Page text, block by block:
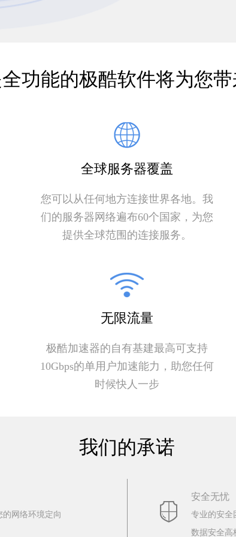
功能的极酷软件将为您
全球服务器覆盖
您可以从任何地方连接世界各地。我
们的服务器网络遍布60个国家，为您
提供全球范围的连接服务。
无限流量
极酷加速器的自有基建最高可支持
10Gbps的单用户加速能力，助您任何
时候快人一步
我们的承诺
的网络环境定向
安全无忧
专业的安全
数据安全高